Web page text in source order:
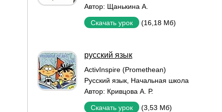
Автор: Щанькина А.
Скачать урок (16,18 Мб)
русский язык
ActivInspire (Promethean)
Русский язык Начальная школа
Автор: Кривцова А. Р.
Скачать урок (3,53 Мб)